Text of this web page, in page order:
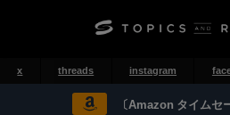
x threads instagram
〔Amazon タイムセ